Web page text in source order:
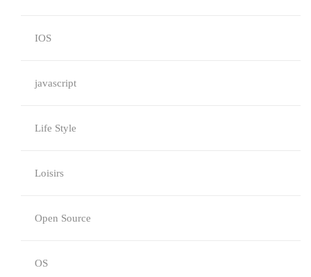
IOS
javascript
Life Style
Loisirs
Open Source
OS